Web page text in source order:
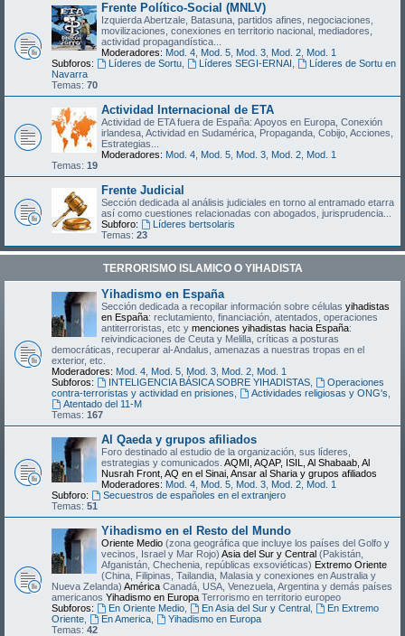
Frente Político-Social (MNLV)
Izquierda Abertzale, Batasuna, partidos afines, negociaciones,
movilizaciones, conexiones en territorio nacional, mediadores,
actividad propagandística...
Moderadores: Mod. 4 Mod. 5 Mod. 3 Mod. 2 Mod. 1
Subforos:
Líderes de Sortu, Líderes SEGI-ERNAI
Líderes de Sortu en
Navarra
Temas: 70
Actividad Internacional de ETA
Actividad de ETA fuera de España: Apoyos en Europa, Conexión
irlandesa, Actividad en Sudamérica, Propaganda, Cobijo, Acciones,
Estrategias...
Moderadores: Mod. 4 Mod. 5 Mod. 3 Mod. 2 Mod. 1
Temas: 19
Frente Judicial
Sección dedicada al análisis judiciales en torno al entramado etarra
así como cuestiones relacionadas con abogados, jurisprudencia...
Subforo:
Líderes bertsolaris
Temas: 23
TERRORISMO ISLAMICO O YIHADISTA
Yihadismo en España
Sección dedicada a recopilar información sobre células yihadistas
en España: reclutamiento, financiación, atentados, operaciones
antiterroristas, etc y menciones yihadistas hacia España:
reivindicaciones de Ceuta y Melilla, críticas a posturas
democráticas, recuperar al-Andalus, amenazas a nuestras tropas en el
exterior, etc.
Moderadores: Mod. 4 Mod. 5 Mod. 3 Mod. 2 Mod. 1
Subforos:
INTELIGENCIA BÁSICA SOBRE YIHADISTAS,
Operaciones
contra-terroristas y actividad en prisiones
Actividades religiosas y ONG's
Atentado del 11-M
Temas: 167
Al Qaeda y grupos afiliados
Foro destinado al estudio de la organización, sus líderes,
estrategias y comunicados. AQMI, AQAP, ISIL, Al Shabaab, Al
Nusrah Front, AQ en el Sinai, Ansar al Sharia y grupos afiliados
Moderadores: Mod. 4 Mod. 5 Mod. 3 Mod. 2 Mod. 1
Subforo:
Secuestros de españoles en el extranjero
Temas: 51
Yihadismo en el Resto del Mundo
Oriente Medio (zona geográfica que incluye los países del Golfo y
vecinos, Israel y Mar Rojo) Asia del Sur y Central (Pakistán,
Afganistán, Chechenia, repúblicas exsoviéticas) Extremo Oriente
(China, Filipinas, Tailandia, Malasia y conexiones en Australia y
Nueva Zelanda) América Canadá, USA, Venezuela, Argentina y demás países
americanos Yihadismo en Europa Terrorismo en territorio europeo
Subforos:
En Oriente Medio, En Asia del Sur y Central,
En Extremo
Oriente
En America,
Yihadismo en Europa
Temas: 42